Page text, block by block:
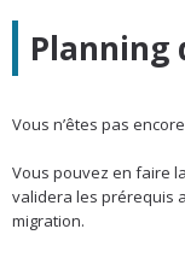
Planning
Vous n’êtes pas
Vous pouvez en faire
validera les prérequis
migration.